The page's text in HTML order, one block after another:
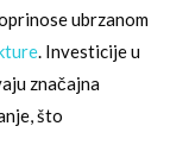
ubrzanom
. Investicije u
značajna
što